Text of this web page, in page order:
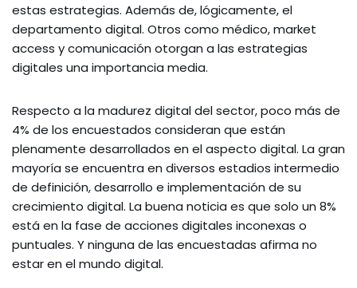
estas estrategias. Además de, lógicamente, el
departamento digital. Otros como médico, market
access y comunicación otorgan a las estrategias
digitales una importancia media.
Respecto a la madurez digital del sector, poco más de
4% de los encuestados consideran que están
plenamente desarrollados en el aspecto digital. La gran
mayoría se encuentra en diversos estadios intermedio
de definición, desarrollo e implementación de su
crecimiento digital. La buena noticia es que solo un 8%
está en la fase de acciones digitales inconexas o
puntuales. Y ninguna de las encuestadas afirma no
estar en el mundo digital.